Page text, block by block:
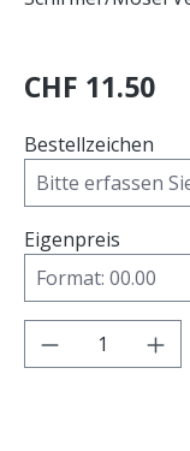
CHF 11.50
Bestellzeichen
Eigenpreis
Produkt